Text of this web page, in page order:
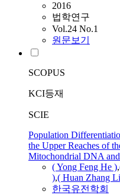
2016
법학연구
Vol.24 No.1
원문보기
SCOPUS
KCI등재
SCIE
Population
the Upper Reaches of
Mitochondrial DNA
( Yong Feng He ),
),( Huan Zhang
한국유전학회